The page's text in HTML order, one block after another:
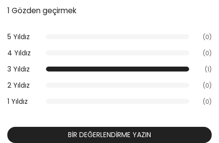
3.00 5
1 Gözden geçirmek
5 Yıldız (0)
4 Yıldız (0)
3 Yıldız (1)
2 Yıldız (0)
1 Yıldız (0)
BIR DEĞERLENDIRME YAZIN